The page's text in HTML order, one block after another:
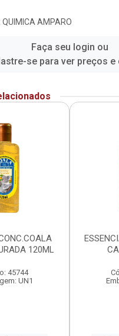
QUIMICA AMPARO
Faça seu login ou
se para ver preços e
120ML
45744
UN1